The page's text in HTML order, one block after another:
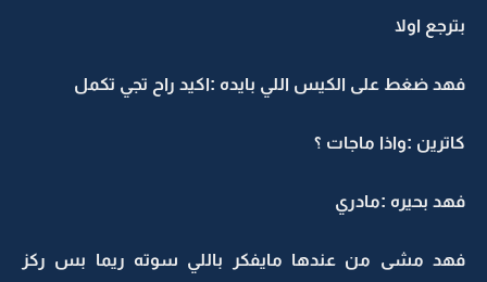
بترجع اولا
فهد ضغط على الكيس اللي بايده :اكيد راح تجي تكمل
كاترين :واذا ماجات ؟
فهد بحيره :مادري
فهد مشى من عندها مايفكر باللي سوته ريما بس ركز